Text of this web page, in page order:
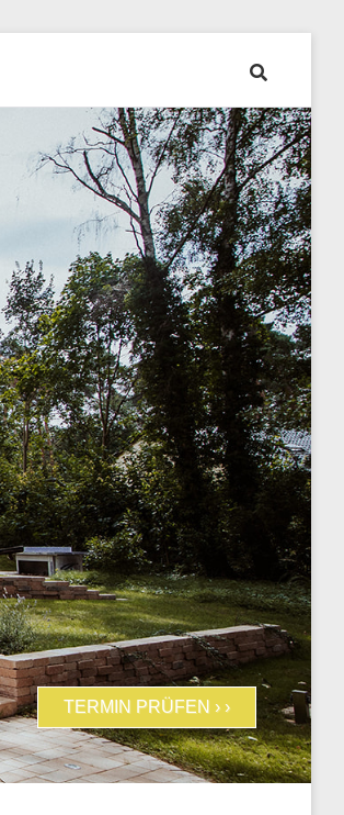
TERMIN PRÜFEN › ›